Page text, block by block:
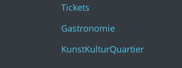
Tickets
Gastronomie
KunstKulturQuartier